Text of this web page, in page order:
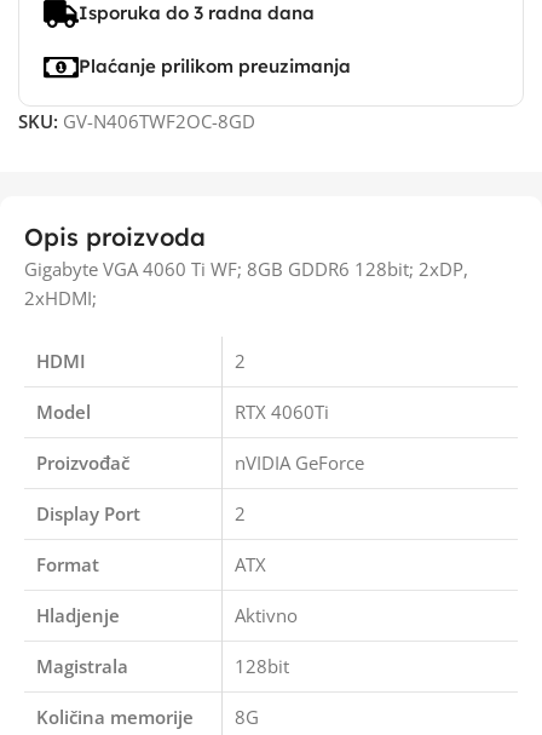
Isporuka do 3 radna dana
Plaćanje prilikom preuzimanja
SKU: GV-N406TWF2OC-8GD
Opis proizvoda
Gigabyte VGA 4060 Ti WF; 8GB GDDR6 128bit; 2xDP,
2xHDMI;
HDMI 2
Model RTX 4060Ti
Proizvođač nVIDIA GeForce
Display Port 2
Format ATX
Hladjenje Aktivno
Magistrala 128bit
Količina memorije 8G